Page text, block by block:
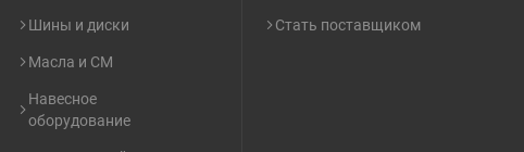
Шины и диски
Масла и СМ
Навесное
оборудование
Стать поставщиком